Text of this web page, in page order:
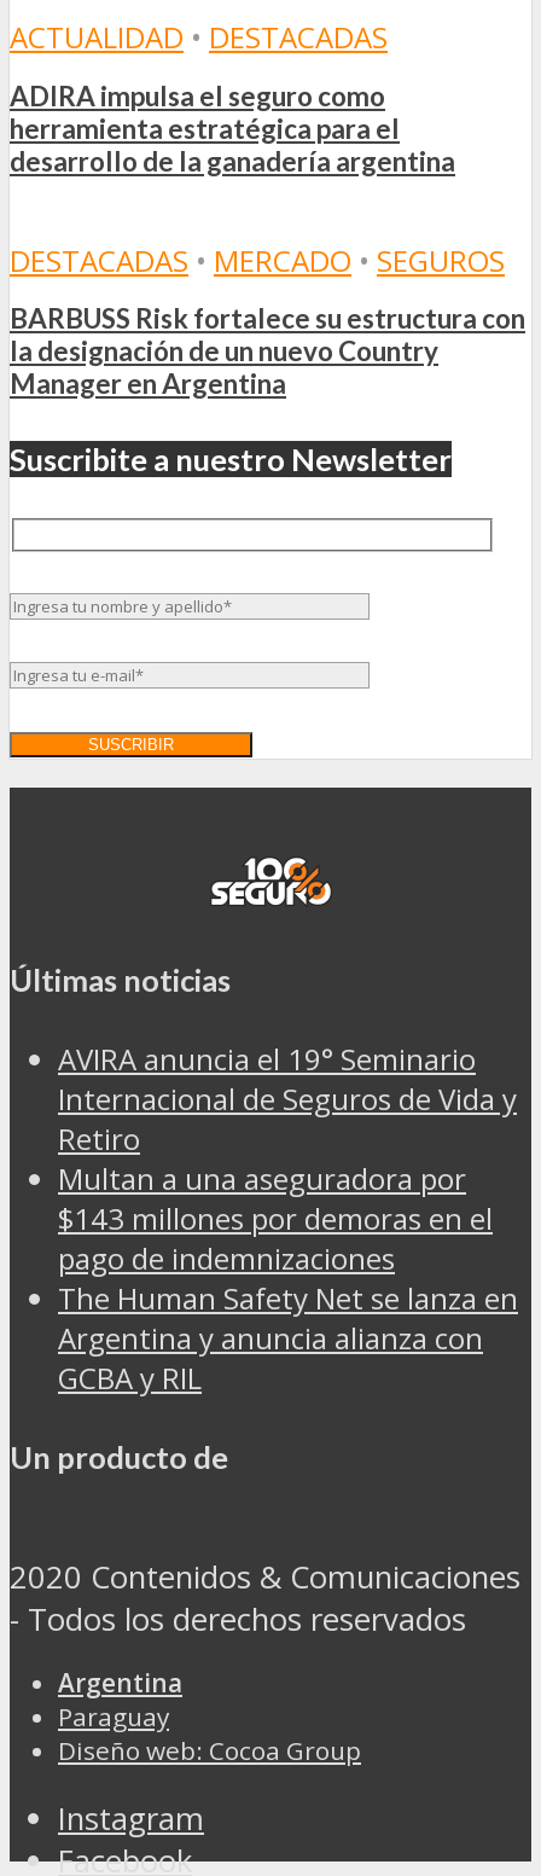
ACTUALIDAD • DESTACADAS
ADIRA impulsa el seguro como
herramienta estratégica para el
desarrollo de la ganadería argentina
DESTACADAS • MERCADO • SEGUROS
BARBUSS Risk fortalece su estructura con
la designación de un nuevo Country
Manager en Argentina
Suscribite a nuestro Newsletter
Últimas noticias
AVIRA anuncia el 19° Seminario
Internacional de Seguros de Vida y
Retiro
Multan a una aseguradora por
$143 millones por demoras en el
pago de indemnizaciones
The Human Safety Net se lanza en
Argentina y anuncia alianza con
GCBA y RIL
Un producto de
2020 Contenidos & Comunicaciones
- Todos los derechos reservados
Argentina
Paraguay
Diseño web: Cocoa Group
Instagram
Facebook